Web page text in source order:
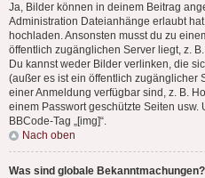
Ja, Bilder können in deinem Beitrag
Administration Dateianhänge erlaubt
hochladen. Ansonsten musst du zu
öffentlich zugänglichen Server liegt, z.
Du kannst weder Bilder verlinken, die
(außer es ist ein öffentlich zugänglicher
einer Anmeldung verfügbar sind, z. B.
einem Passwort geschützte Seiten
BBCode-Tag „[img]“.
Nach oben
Was sind globale Bekanntmachungen?